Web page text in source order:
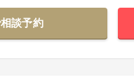
談予約